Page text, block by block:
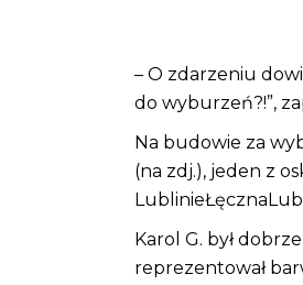
– O zdarzeniu
do wyburzeń?!”,
Na budowie za
(na zdj.), jeden z
LublinieŁęczna
Karol G. był
reprezentował